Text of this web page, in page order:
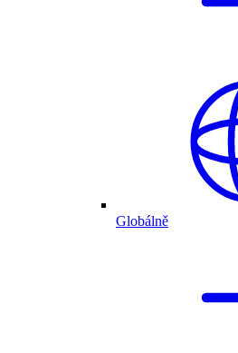
Globálně